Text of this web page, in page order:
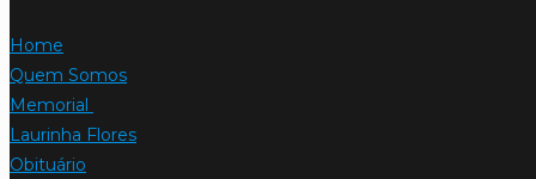
Home
Quem Somos
Memorial
Laurinha Flores
Obituário